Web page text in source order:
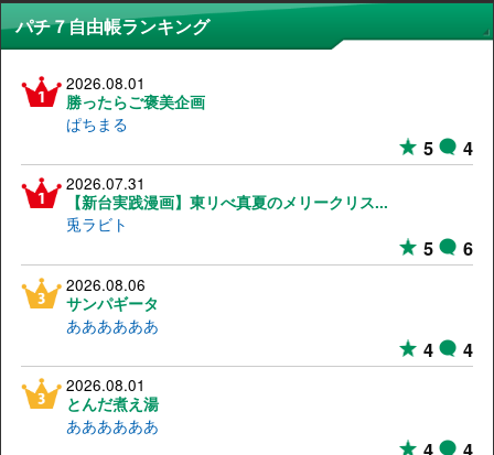
パチ７自由帳ランキング
2026.08.01
勝ったらご褒美企画
ぱちまる
5 4
2026.07.31
【新台実践漫画】東リべ真夏のメリークリス...
兎ラビト
5 6
2026.08.06
サンパギータ
ああああああ
4 4
2026.08.01
とんだ煮え湯
ああああああ
4 4